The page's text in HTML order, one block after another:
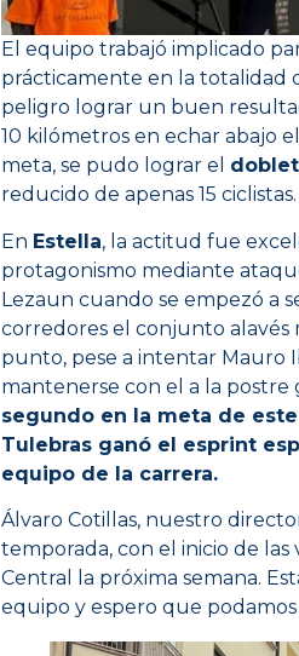
El equipo trabajó implicado
prácticamente en la totalidad
peligro lograr un buen
10 kilómetros en echar abajo
meta, se pudo lograr el
reducido de apenas 15 ciclistas.
En Estella, la actitud fue
protagonismo mediante
Lezaun cuando se empezó a
corredores el conjunto alavés
punto, pese a intentar Mauro
mantenerse con el a la postre
segundo en la meta de
Tulebras ganó el esprint
equipo de la carrera.
Álvaro Cotillas, nuestro
temporada, con el inicio de
Central la próxima semana.
equipo y espero que